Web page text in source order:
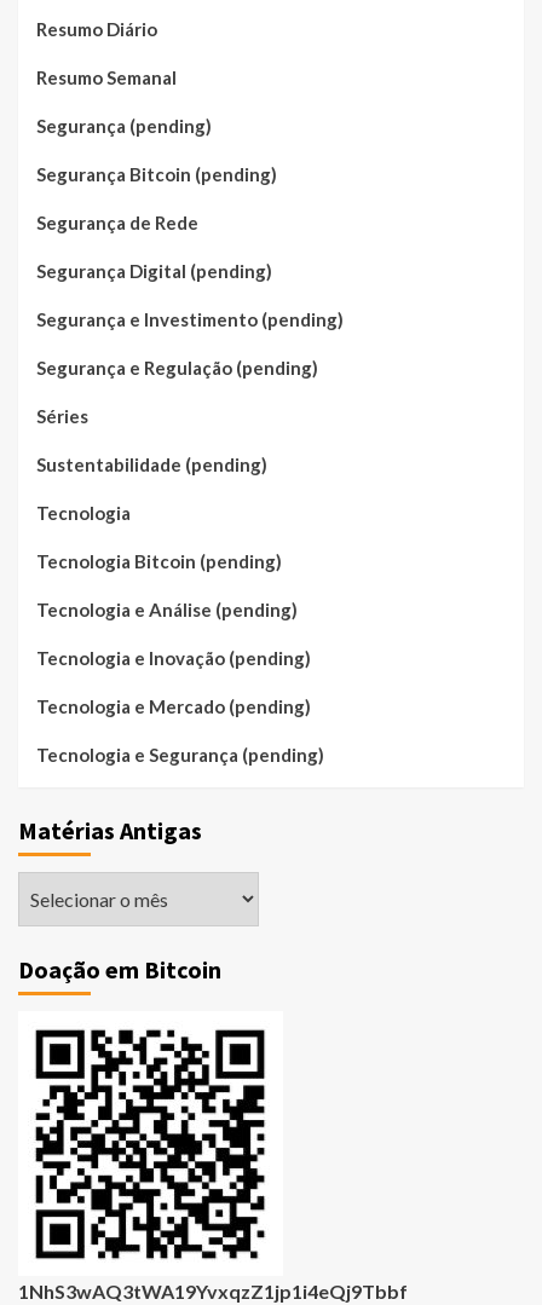
Resumo Diário
Resumo Semanal
Segurança (pending)
Segurança Bitcoin (pending)
Segurança de Rede
Segurança Digital (pending)
Segurança e Investimento (pending)
Segurança e Regulação (pending)
Séries
Sustentabilidade (pending)
Tecnologia
Tecnologia Bitcoin (pending)
Tecnologia e Análise (pending)
Tecnologia e Inovação (pending)
Tecnologia e Mercado (pending)
Tecnologia e Segurança (pending)
Matérias Antigas
Doação em Bitcoin
1NhS3wAQ3tWA19YvxqzZ1jp1i4eQj9Tbbf